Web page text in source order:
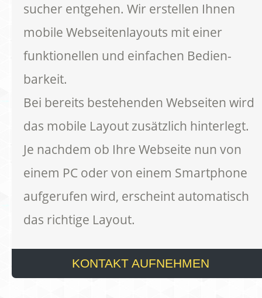
sucher entgehen. Wir erstellen Ihnen
mobile Webseitenlayouts mit einer
funktionellen und einfachen Bedien-
barkeit.
Bei bereits bestehenden Webseiten wird
das mobile Layout zusätzlich hinterlegt.
Je nachdem ob Ihre Webseite nun von
einem PC oder von einem Smartphone
aufgerufen wird, erscheint automatisch
das richtige Layout.
KONTAKT AUFNEHMEN